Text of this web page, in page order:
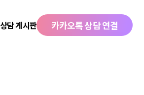
상담 게시판 카카오톡 상담 연결